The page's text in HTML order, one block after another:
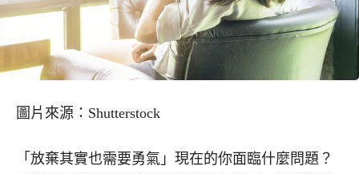
圖片來源：Shutterstock
「放棄其實也需要勇氣」現在的你面臨什麼問題？